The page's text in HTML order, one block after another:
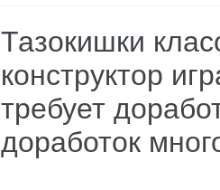
Тазокишки
конструктор
требует
доработок